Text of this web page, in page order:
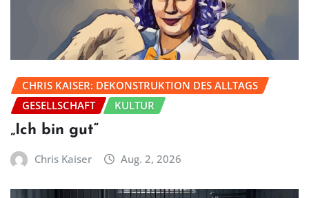
CHRIS KAISER: DEKONSTRUKTION DES ALLTAGS
GESELLSCHAFT
KULTUR
„Ich bin gut“
Chris Kaiser Aug. 2, 2026